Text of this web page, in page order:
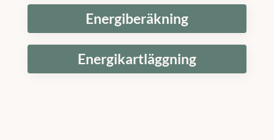
Energiberäkning
Energikartläggning